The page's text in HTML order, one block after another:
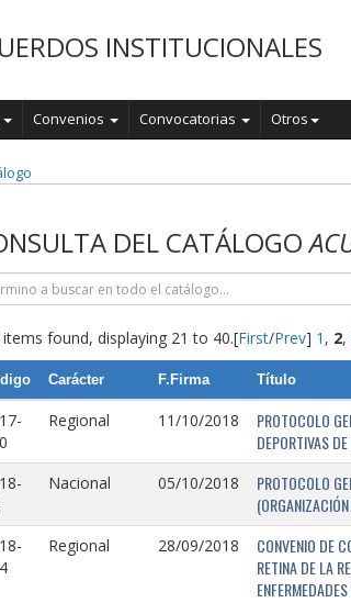
INSTITUCIONALES
Convenios Convocatorias Otros
DEL CATÁLOGO
items found, displaying 21 to 40.[First/Prev] 1 , 2,
Carácter F.Firma Título
Regional 11/10/2018
PROTOCOLO
DEPORTIVAS
Nacional 05/10/2018
PROTOCOLO
Regional 28/09/2018
CONVENIO DE
RETINA DE LA